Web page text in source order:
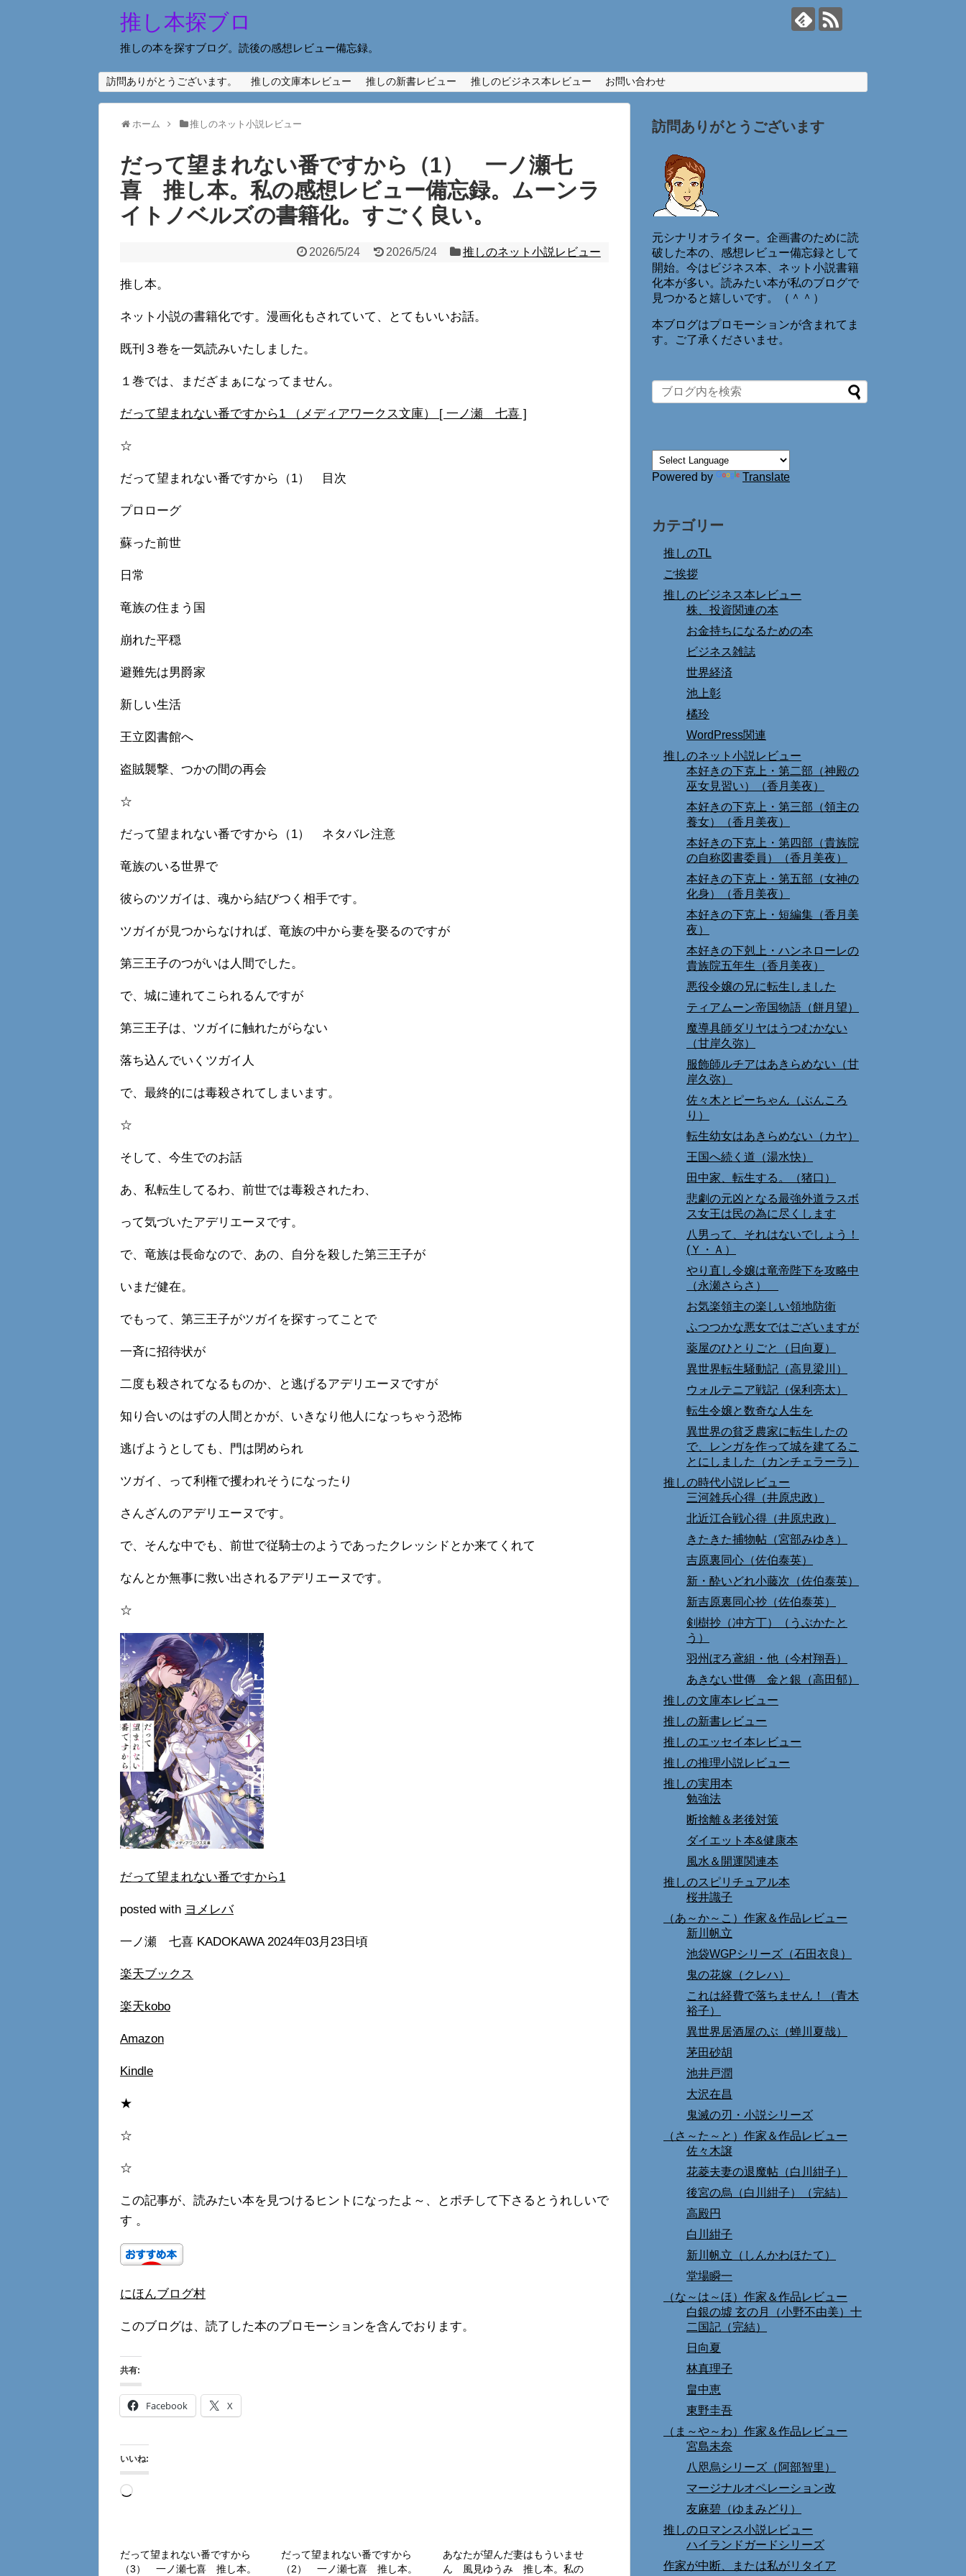
推し本探ブロ
推しの本を探すブログ。読後の感想レビュー備忘録。
訪問ありがとうございます。 推しの文庫本レビュー 推しの新書レビュー 推しのビジネス本レビュー お問い合わせ
ホーム 推しのネット小説レビュー
だって望まれない番ですから（1） 一ノ瀬七
喜 推し本。私の感想レビュー備忘録。ムーンラ
イトノベルズの書籍化。すごく良い。
2026/5/24 2026/5/24 推しのネット小説レビュー
推し本。
ネット小説の書籍化です。漫画化もされていて、とてもいいお話。
既刊３巻を一気読みいたしました。
１巻では、まだざまぁになってません。
だって望まれない番ですから1 （メディアワークス文庫） [ 一ノ瀬 七喜 ]
☆
だって望まれない番ですから（1） 目次
プロローグ
蘇った前世
日常
竜族の住まう国
崩れた平穏
避難先は男爵家
新しい生活
王立図書館へ
盗賊襲撃、つかの間の再会
☆
だって望まれない番ですから（1） ネタバレ注意
竜族のいる世界で
彼らのツガイは、魂から結びつく相手です。
ツガイが見つからなければ、竜族の中から妻を娶るのですが
第三王子のつがいは人間でした。
で、城に連れてこられるんですが
第三王子は、ツガイに触れたがらない
落ち込んでいくツガイ人
で、最終的には毒殺されてしまいます。
☆
そして、今生でのお話
あ、私転生してるわ、前世では毒殺されたわ、
って気づいたアデリエーヌです。
で、竜族は長命なので、あの、自分を殺した第三王子が
いまだ健在。
でもって、第三王子がツガイを探すってことで
一斉に招待状が
二度も殺されてなるものか、と逃げるアデリエーヌですが
知り合いのはずの人間とかが、いきなり他人になっちゃう恐怖
逃げようとしても、門は閉められ
ツガイ、って利権で攫われそうになったり
さんざんのアデリエーヌです。
で、そんな中でも、前世で従騎士のようであったクレッシドとか来てくれて
なんとか無事に救い出されるアデリエーヌです。
☆
だって望まれない番ですから1
posted with ヨメレバ
一ノ瀬 七喜 KADOKAWA 2024年03月23日頃
楽天ブックス
楽天kobo
Amazon
Kindle
★
☆
☆
この記事が、読みたい本を見つけるヒントになったよ～、とポチして下さるとうれしいで
す 。
にほんブログ村
このブログは、読了した本のプロモーションを含んでおります。
共有:
Facebook X
いいね:
読
み
中…
だって望まれない番ですから
（3） 一ノ瀬七喜 推し本。
だって望まれない番ですから
（2） 一ノ瀬七喜 推し本。
あなたが望んだ妻はもういませ
ん 風見ゆうみ 推し本。私の
訪問ありがとうございます
元シナリオライター。企画書のために読
破した本の、感想レビュー備忘録として
開始。今はビジネス本、ネット小説書籍
化本が多い。読みたい本が私のブログで
見つかると嬉しいです。（＾＾）
本ブログはプロモーションが含まれてま
す。ご了承くださいませ。
Powered by Translate
カテゴリー
推しのTL
ご挨拶
推しのビジネス本レビュー
株、投資関連の本
お金持ちになるための本
ビジネス雑誌
世界経済
池上彰
橘玲
WordPress関連
推しのネット小説レビュー
本好きの下克上・第二部（神殿の
巫女見習い）（香月美夜）
本好きの下克上・第三部（領主の
養女）（香月美夜）
本好きの下克上・第四部（貴族院
の自称図書委員）（香月美夜）
本好きの下克上・第五部（女神の
化身）（香月美夜）
本好きの下克上・短編集（香月美
夜）
本好きの下剋上・ハンネローレの
貴族院五年生（香月美夜）
悪役令嬢の兄に転生しました
ティアムーン帝国物語（餅月望）
魔導具師ダリヤはうつむかない
（甘岸久弥）
服飾師ルチアはあきらめない（甘
岸久弥）
佐々木とピーちゃん（ぶんころ
り）
転生幼女はあきらめない（カヤ）
王国へ続く道（湯水快）
田中家、転生する。（猪口）
悲劇の元凶となる最強外道ラスボ
ス女王は民の為に尽くします
八男って、それはないでしょう！
(Ｙ・Ａ）
やり直し令嬢は竜帝陛下を攻略中
（永瀬さらさ）
お気楽領主の楽しい領地防衛
ふつつかな悪女ではございますが
薬屋のひとりごと（日向夏）
異世界転生騒動記（高見梁川）
ウォルテニア戦記（保利亮太）
転生令嬢と数奇な人生を
異世界の貧乏農家に転生したの
で、レンガを作って城を建てるこ
とにしました（カンチェラーラ）
推しの時代小説レビュー
三河雑兵心得（井原忠政）
北近江合戦心得（井原忠政）
きたきた捕物帖（宮部みゆき）
吉原裏同心（佐伯泰英）
新・酔いどれ小藤次（佐伯泰英）
新吉原裏同心抄（佐伯泰英）
剣樹抄（冲方丁）（うぶかたと
う）
羽州ぼろ鳶組・他（今村翔吾）
あきない世傳 金と銀（高田郁）
推しの文庫本レビュー
推しの新書レビュー
推しのエッセイ本レビュー
推しの推理小説レビュー
推しの実用本
勉強法
断捨離＆老後対策
ダイエット本&健康本
風水＆開運関連本
推しのスピリチュアル本
桜井識子
（あ～か～こ）作家＆作品レビュー
新川帆立
池袋WGPシリーズ（石田衣良）
鬼の花嫁（クレハ）
これは経費で落ちません！（青木
裕子）
異世界居酒屋のぶ（蝉川夏哉）
茅田砂胡
池井戸潤
大沢在昌
鬼滅の刃・小説シリーズ
（さ～た～と）作家＆作品レビュー
佐々木譲
花菱夫妻の退魔帖（白川紺子）
後宮の烏（白川紺子）（完結）
高殿円
白川紺子
新川帆立（しんかわほたて）
堂場瞬一
（な～は～ほ）作家＆作品レビュー
白銀の墟 玄の月（小野不由美）十
二国記（完結）
日向夏
林真理子
畠中恵
東野圭吾
（ま～や～わ）作家＆作品レビュー
宮島未奈
八咫烏シリーズ（阿部智里）
マージナルオペレーション改
友麻碧（ゆまみどり）
推しのロマンス小説レビュー
ハイランドガードシリーズ
作家が中断、または私がリタイア